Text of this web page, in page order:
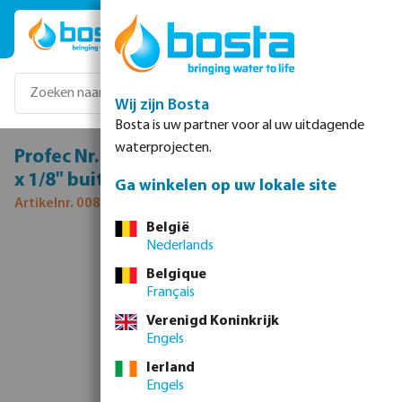
Ga naar de hoofdinhoud
Profec Nr. 245 Verloopnippel RVS 316 3/8"
x 1/8" buitendraad 16bar
Artikelnr. 0080111
Afbeeldingengalerij overslaan
Wij zijn Bosta
Bosta is uw partner voor al uw uitdagende
waterprojecten.
Ga winkelen op uw lokale site
België
Nederlands
Belgique
Français
Verenigd Koninkrijk
Engels
Ierland
Engels